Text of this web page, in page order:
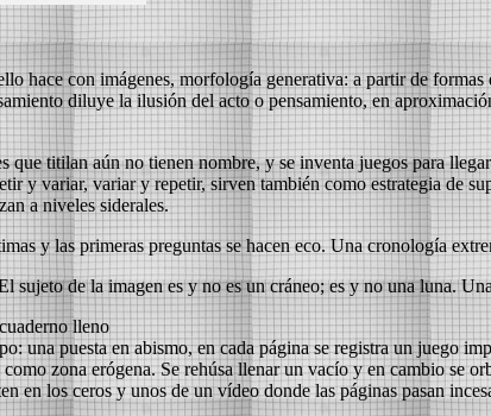
hace con imágenes, morfología generativa: a partir de
diluye la ilusión del acto o pensamiento, en
titilan aún no tienen nombre, y se inventa juegos para
y variar, variar y repetir, sirven también como estrategia de
a niveles siderales.
y las primeras preguntas se hacen eco. Una cronología
de la imagen es y no es un cráneo; es y no una luna.
lleno
una puesta en abismo, en cada página se registra un juego
zona erógena. Se rehúsa llenar un vacío y en cambio se
en los ceros y unos de un vídeo donde las páginas pasan